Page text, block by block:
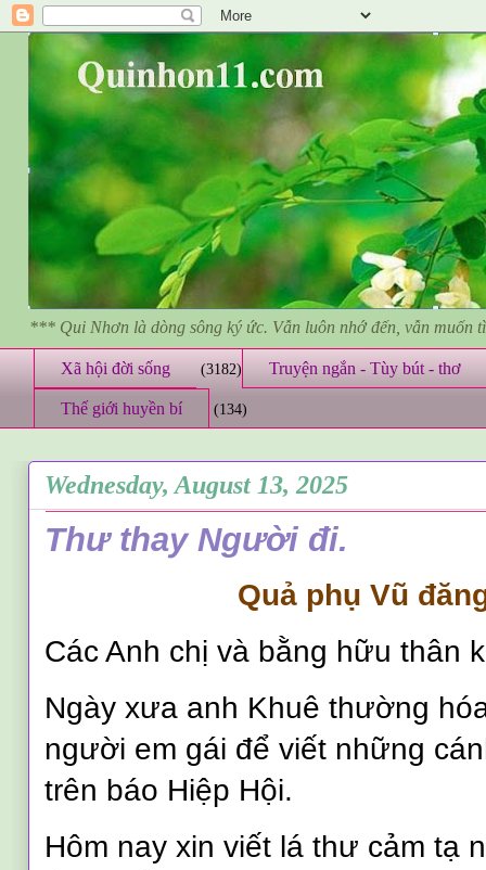
*** Qui Nhơn là dòng sông ký ức. Vẫn luôn nhớ đến, vẫn muốn
Xã hội đời sống (3182) Truyện ngắn - Tùy bút - thơ
Thế giới huyền bí (134)
Wednesday, August 13, 2025
Thư thay Người đi.
Quả phụ Vũ
Các Anh chị và bằng hữu thân
Ngày xưa anh Khuê thường
người em gái để viết những
trên báo Hiệp Hội.
Hôm nay xin viết lá thư cảm tạ